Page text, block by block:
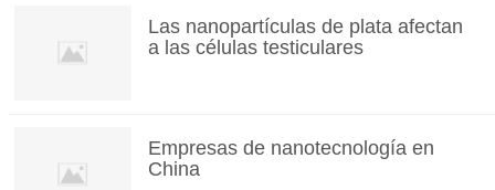
Las nanopartículas de plata afectan
a las células testiculares
Empresas de nanotecnología en
China